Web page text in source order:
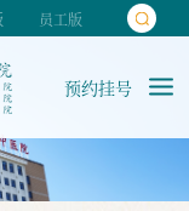
员工版
预约挂号